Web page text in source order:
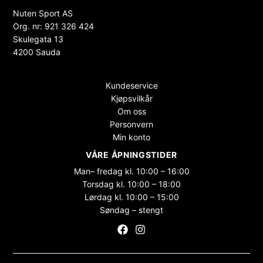
Nuten Sport AS
Org. nr: 921 326 424
Skulegata 13
4200 Sauda
Kundeservice
Kjøpsvilkår
Om oss
Personvern
Min konto
VÅRE ÅPNINGSTIDER
Man– fredag kl. 10:00 – 16:00
Torsdag kl. 10:00 – 18:00
Lørdag kl. 10:00 – 15:00
Søndag – stengt